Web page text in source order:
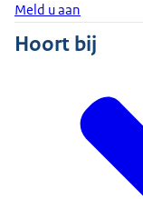
Meld u aan
Hoort bij